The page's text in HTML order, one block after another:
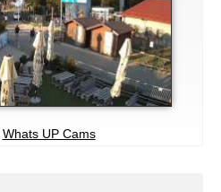
Whats UP Cams